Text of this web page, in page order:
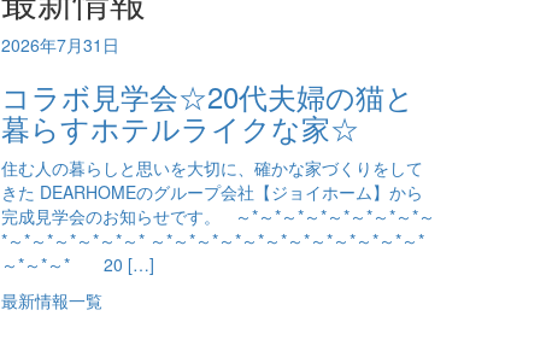
2026年7月31日
コラボ見学会☆20代夫婦の猫と
暮らすホテルライクな家☆
住む人の暮らしと思いを大切に、確かな家づくりをして
きた DEARHOMEのグループ会社【ジョイホーム】から
完成見学会のお知らせです。 ～*～*～*～*～*～*～*～*～
*～*～*～*～*～*～* ～*～*～*～*～*～*～*～*～*～*～*～*
～*～*～* 20 […]
最新情報一覧